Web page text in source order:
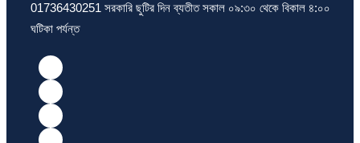
01736430251 সরকারি ছুটির দিন ব্যতীত সকাল ০৯:৩০ থেকে বিকাল ৪:০০
ঘটিকা পর্যন্ত